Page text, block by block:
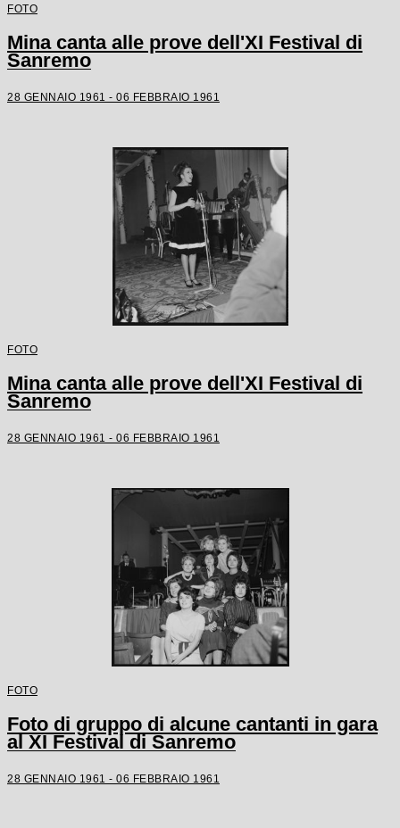
FOTO
Mina canta alle prove dell'XI Festival di
Sanremo
28 GENNAIO 1961 - 06 FEBBRAIO 1961
FOTO
Mina canta alle prove dell'XI Festival di
Sanremo
28 GENNAIO 1961 - 06 FEBBRAIO 1961
FOTO
Foto di gruppo di alcune cantanti in gara
al XI Festival di Sanremo
28 GENNAIO 1961 - 06 FEBBRAIO 1961